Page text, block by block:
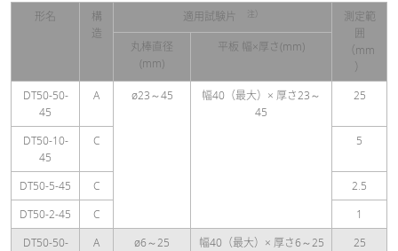
形名
構
造
適用試験片 注）
測定範
囲
（mm
）
丸棒直径
(mm)
平板 幅×厚さ(mm)
DT50-50-
45
A ø23～45
幅40（最大）× 厚さ23～
45
25
DT50-10-
45
C 5
DT50-5-45 C
2.5
DT50-2-45
C
1
DT50-50-
A ø6～25 幅40（最大）× 厚さ6～25 25